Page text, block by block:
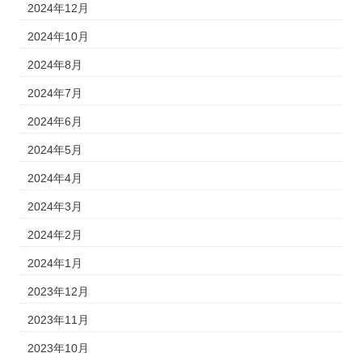
2024年12月
2024年10月
2024年8月
2024年7月
2024年6月
2024年5月
2024年4月
2024年3月
2024年2月
2024年1月
2023年12月
2023年11月
2023年10月